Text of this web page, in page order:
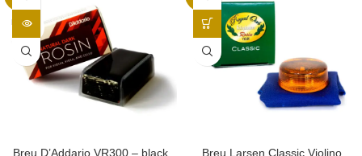
ESGOT
Breu D’Addario VR300 – black Breu Larsen Classic Violino